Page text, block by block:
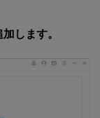
します。